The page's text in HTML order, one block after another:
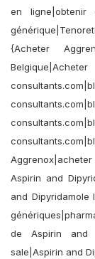
en ligne|obtenir
{Acheter
Aspirin and
and Dipyridamole
de Aspirin and
sale|Aspirin and